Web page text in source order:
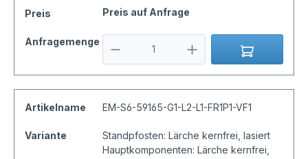
Preis Preis auf Anfrage
Anfragemenge
Artikelname EM-S6-59165-G1-L2-L1-FR1P1-VF1
Variante
Standpfosten: Lärche kernfrei, lasiert
Hauptkomponenten: Lärche kernfrei,